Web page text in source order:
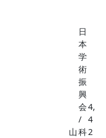
山
日
本
学
術
振
興
会
/
科
4,
4
2